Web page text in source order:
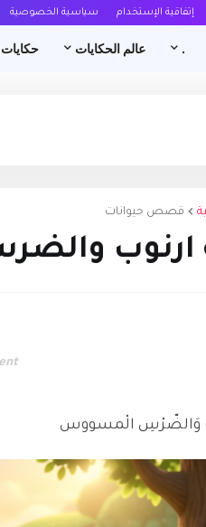
إتفاقية الإستخدام سياسية الخصوصية
. عالم الحكايات
قصص حيوانات
ارنوب
وَالضّرْسِ الْمسووس